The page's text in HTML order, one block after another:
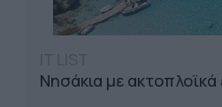
Νησάκια με